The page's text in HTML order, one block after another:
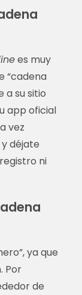
es muy
“cadena
a su sitio
app oficial
vez
déjate
ni
ya que
Por
de